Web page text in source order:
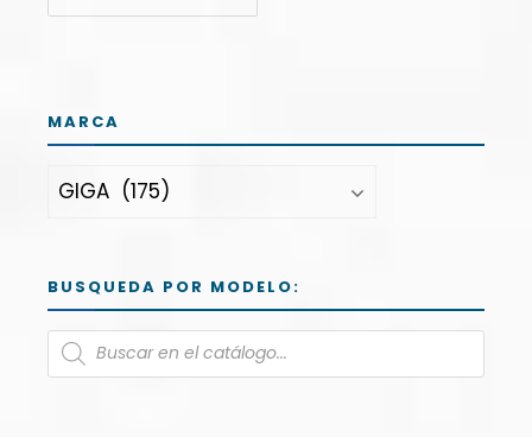
MARCA
BUSQUEDA POR MODELO: